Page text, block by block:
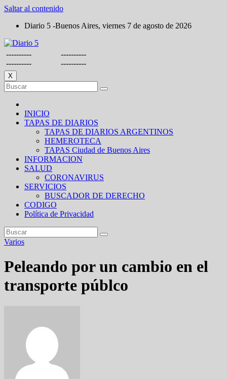
Saltar al contenido
Diario 5 -Buenos Aires, viernes 7 de agosto de 2026
----------
----------
----------
----------
X
INICIO
TAPAS DE DIARIOS
TAPAS DE DIARIOS ARGENTINOS
HEMEROTECA
TAPAS Ciudad de Buenos Aires
INFORMACION
SALUD
CORONAVIRUS
SERVICIOS
BUSCADOR DE DERECHO
CODIGO
Política de Privacidad
Varios
Peleando por un cambio en el
transporte públco